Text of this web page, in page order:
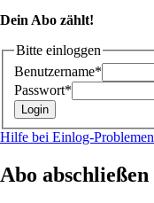
Dein Abo zählt!
Bitte einloggen
Benutzername*
Passwort*
Hilfe bei Einlog-Problemen
Abo abschließen